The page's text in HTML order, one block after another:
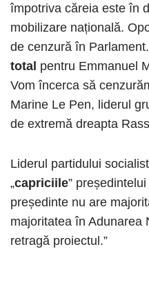
împotriva căreia este în
mobilizare națională.
de cenzură în
total pentru Emmanuel
Vom încerca să
Marine Le Pen, liderul
de extremă dreapta
Liderul partidului
„capriciile”
președinte nu are
majoritatea în Adunarea
retragă proiectul.”